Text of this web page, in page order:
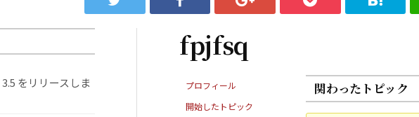
fpjfsq
プロフィール
開始したトピック
関わったトピック
をリリースしま